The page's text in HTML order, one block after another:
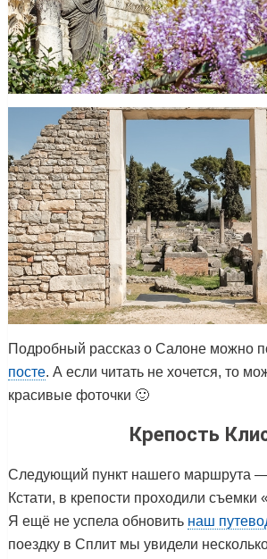
Подробный рассказ о Салоне можно
посте. А если читать не хочется, то
красивые фоточки 🙂
Крепость
Следующий пункт нашего маршрута —
Кстати, в крепости проходили съемки
Я ещё не успела обновить наш
поездку в Сплит мы увидели